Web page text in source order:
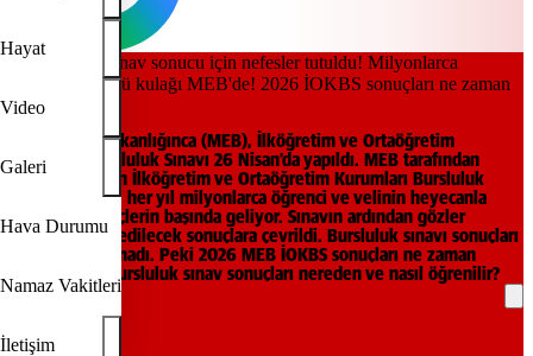
Hayat
Video
Galeri
Hava Durumu
Namaz Vakitleri
İletişim
Milli Eğitim Bakanlığınca (MEB), İlköğretim ve Ortaöğretim
Kurumları Bursluluk Sınavı 26 Nisan’da yapıldı. MEB tarafından
gerçekleştirilen İlköğretim ve Ortaöğretim Kurumları Bursluluk
Sınavı (İOKBS), her yıl milyonlarca öğrenci ve velinin heyecanla
beklediği süreçlerin başında geliyor. Sınavın ardından gözler
doğrudan ilan edilecek sonuçlara çevrildi. Bursluluk sınavı sonuçları
henüz açıklanmadı. Peki 2026 MEB İOKBS sonuçları ne zaman
açıklanacak? Bursluluk sınav sonuçları nereden ve nasıl öğrenilir?
REKLAM